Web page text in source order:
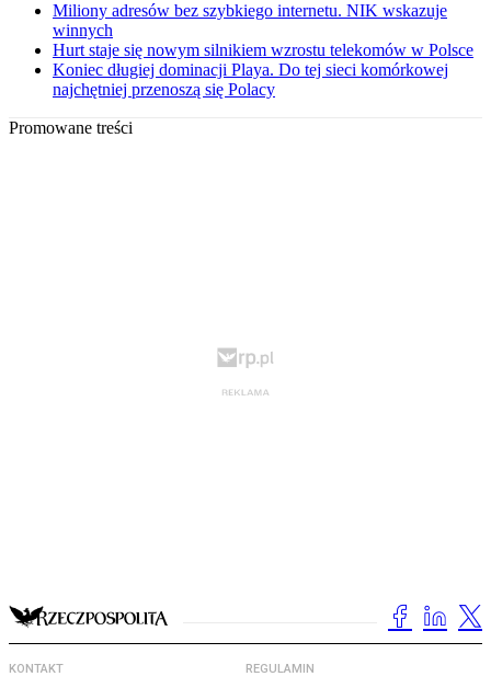
Miliony adresów bez szybkiego internetu. NIK wskazuje
winnych
Hurt staje się nowym silnikiem wzrostu telekomów w Polsce
Koniec długiej dominacji Playa. Do tej sieci komórkowej
najchętniej przenoszą się Polacy
Promowane treści
KONTAKT REGULAMIN